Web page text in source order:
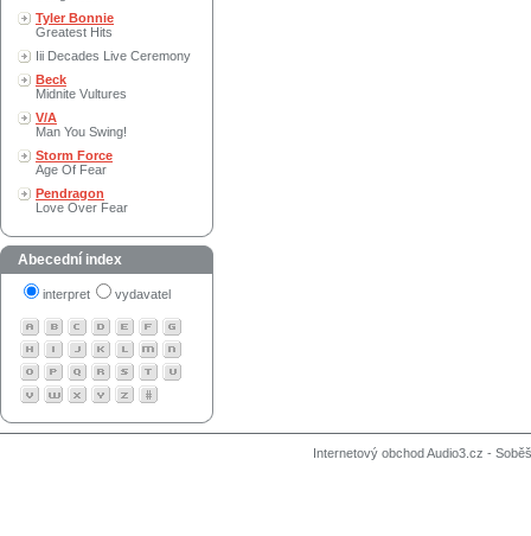
Tyler Bonnie
Greatest Hits
Iii Decades Live Ceremony
Beck
Midnite Vultures
V/A
Man You Swing!
Storm Force
Age Of Fear
Pendragon
Love Over Fear
Abecední index
interpret vydavatel
Internetový obchod Audio3.cz -